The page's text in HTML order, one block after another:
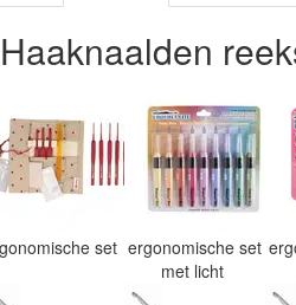
Haaknaalden
set ergonomische set
met licht